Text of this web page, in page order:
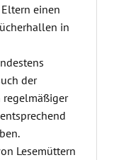
einen
in
der
regelmäßiger
Lesemüttern